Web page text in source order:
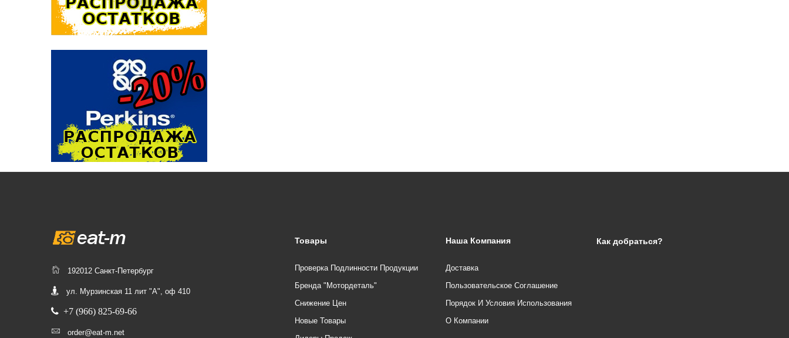
192012 Санкт-Петербург
ул. Мурзинская 11 лит "А", оф 410
+7 (966) 825-69-66
order@eat-m.net
Товары
Проверка Подлинности Продукции
Бренда "Мотордеталь"
Снижение Цен
Новые Товары
Наша Компания
Доставка
Пользовательское Соглашение
Порядок И Условия Использования
О Компании
Как добраться?